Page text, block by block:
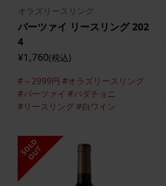
オラズリースリング
パーツァイ リースリング 202
4
¥1,760(税込)
#～2999円 #オラズリースリング
#パーツァイ #バダチョニ
#リースリング#白ワイン
S
O
L
D
O
U
T